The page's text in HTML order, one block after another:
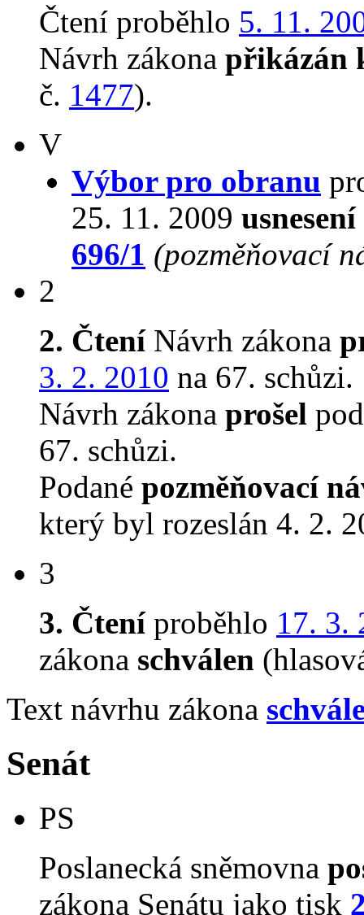
Čtení proběhlo 5. 11.
Návrh zákona přikázán
č. 1477).
V
Výbor pro obranu
25. 11. 2009 usnesení
696/1 (pozměňovací
2
2. ČteníNávrh zákona
3. 2. 2010 na 67. schůzi.
Návrh zákona prošel
67. schůzi.
Podané pozměňovací
který byl rozeslán 4. 2.
3
3. Čteníproběhlo 17. 3.
zákona schválen
Text návrhu zákona
Senát
PS
Poslanecká sněmovna
zákona Senátu jako tisk